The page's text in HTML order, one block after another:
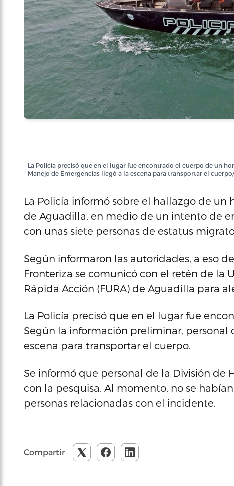
La Policía precisó que en el lugar fue encontrado el cuerpo de un
Manejo de Emergencias llegó a la escena para transportar el
La Policía informó sobre el hallazgo de
de Aguadilla, en medio de un intento de
con unas siete personas de estatus
Según informaron las autoridades, a eso
Fronteriza se comunicó con el retén de la
Rápida Acción (FURA) de Aguadilla para
La Policía precisó que en el lugar fue
Según la información preliminar, personal
escena para transportar el cuerpo.
Se informó que personal de la División
con la pesquisa. Al momento, no se
personas relacionadas con el incidente.
Compartir